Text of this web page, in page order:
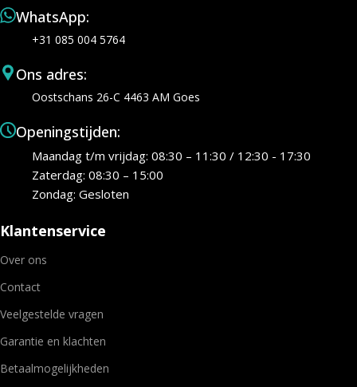
WhatsApp:
+31 085 004 5764
Ons adres:
Oostschans 26-C 4463 AM Goes
Openingstijden:
Maandag t/m vrijdag: 08:30 – 11:30 / 12:30 - 17:30
Zaterdag: 08:30 – 15:00
Zondag: Gesloten
Klantenservice
Over ons
Contact
Veelgestelde vragen
Garantie en klachten
Betaalmogelijkheden